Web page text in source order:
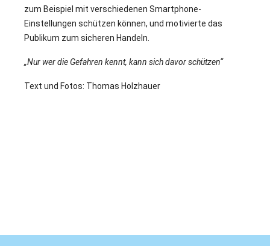
zum Beispiel mit verschiedenen Smartphone-
Einstellungen schützen können, und motivierte das
Publikum zum sicheren Handeln.
„Nur wer die Gefahren kennt, kann sich davor schützen“
Text und Fotos: Thomas Holzhauer